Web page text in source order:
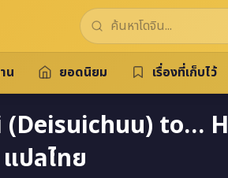
น ยอดนิยม เรื่องที่เก็บไว้
(Deisuichuu) to… H
ปลไทย